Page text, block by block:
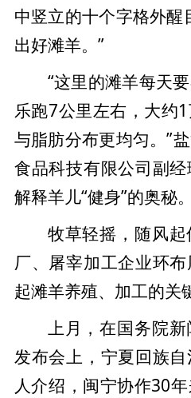
中竖立的十个字格外醒
出好滩羊。”
“这里的滩羊每天
乐跑7公里左右，大约
与脂肪分布更均匀。”
食品科技有限公司副
解释羊儿“健身”的奥秘。
牧草轻摇，随风
厂、屠宰加工企业环
起滩羊养殖、加工的关
上月，在国务院
发布会上，宁夏回族
人介绍，闽宁协作30